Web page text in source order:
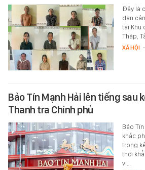
Đây là
dàn
tại Khu
Tháp,
XÃ HỘI -
Bảo Tín Mạnh Hải lên tiếng sau
Thanh tra Chính phủ
Bảo
khắc
trong
thời
vi…